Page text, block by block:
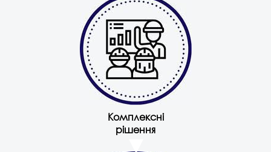
Комплексні
рішення